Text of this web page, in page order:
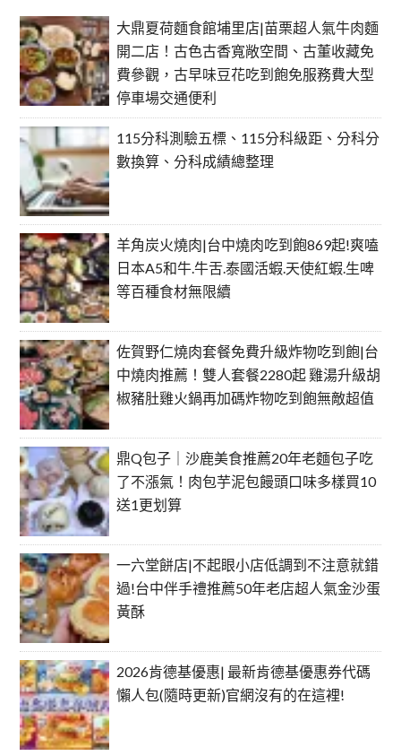
大鼎夏荷麵食館埔里店|苗栗超人氣牛肉麵
開二店！古色古香寬敞空間、古董收藏免
費參觀，古早味豆花吃到飽免服務費大型
停車場交通便利
115分科測驗五標、115分科級距、分科分
數換算、分科成績總整理
羊角炭火燒肉|台中燒肉吃到飽869起!爽嗑
日本A5和牛.牛舌.泰國活蝦.天使紅蝦.生啤
等百種食材無限續
佐賀野仁燒肉套餐免費升級炸物吃到飽|台
中燒肉推薦！雙人套餐2280起 雞湯升級胡
椒豬肚雞火鍋再加碼炸物吃到飽無敵超值
鼎Q包子｜沙鹿美食推薦20年老麵包子吃
了不漲氣！肉包芋泥包饅頭口味多樣買10
送1更划算
一六堂餅店|不起眼小店低調到不注意就錯
過!台中伴手禮推薦50年老店超人氣金沙蛋
黃酥
2026肯德基優惠| 最新肯德基優惠券代碼
懶人包(隨時更新)官網沒有的在這裡!